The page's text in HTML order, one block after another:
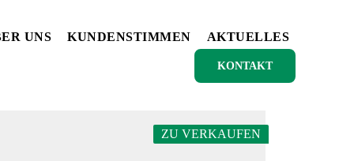
UNS KUNDENSTIMMEN AKTUELLES
KONTAKT
ZU VERKAUFEN